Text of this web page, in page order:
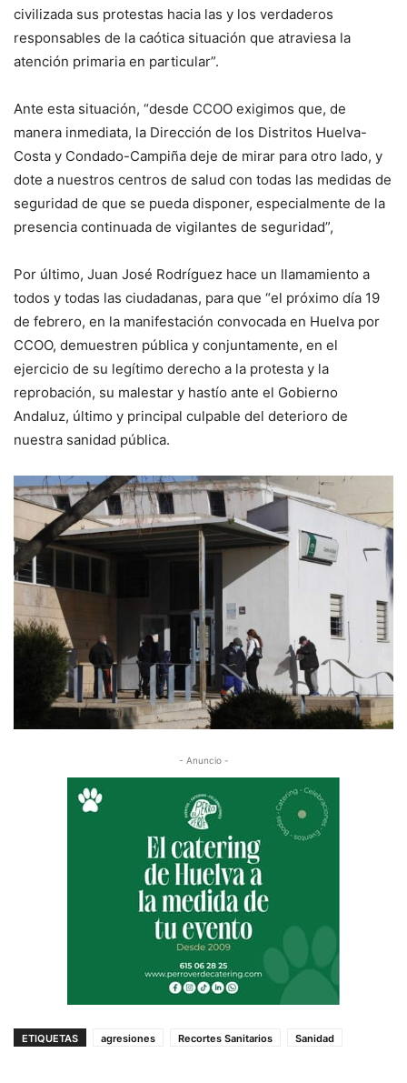
civilizada sus protestas hacia las y los verdaderos
responsables de la caótica situación que atraviesa la
atención primaria en particular”.
Ante esta situación, “desde CCOO exigimos que, de
manera inmediata, la Dirección de los Distritos Huelva-
Costa y Condado-Campiña deje de mirar para otro lado, y
dote a nuestros centros de salud con todas las medidas de
seguridad de que se pueda disponer, especialmente de la
presencia continuada de vigilantes de seguridad”,
Por último, Juan José Rodríguez hace un llamamiento a
todos y todas las ciudadanas, para que “el próximo día 19
de febrero, en la manifestación convocada en Huelva por
CCOO, demuestren pública y conjuntamente, en el
ejercicio de su legítimo derecho a la protesta y la
reprobación, su malestar y hastío ante el Gobierno
Andaluz, último y principal culpable del deterioro de
nuestra sanidad pública.
- Anuncio -
ETIQUETAS agresiones Recortes Sanitarios Sanidad